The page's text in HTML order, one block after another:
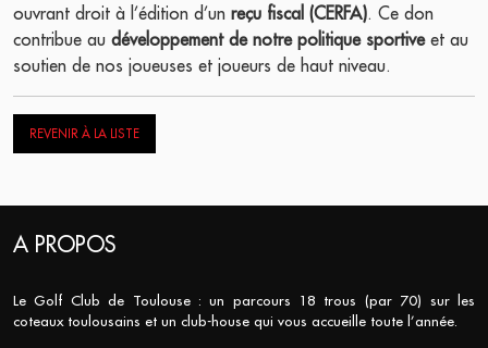
ouvrant droit à l’édition d’un reçu fiscal (CERFA). Ce don
contribue au développement de notre politique sportiveet au
soutien de nos joueuses et joueurs de haut niveau.
REVENIR À LA LISTE
A PROPOS
Le Golf Club de Toulouse : un parcours 18 trous (par 70) sur les
coteaux toulousains et un club-house qui vous accueille toute l’année.